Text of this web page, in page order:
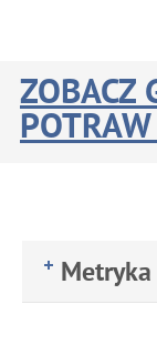
ZOBACZ
Metryka